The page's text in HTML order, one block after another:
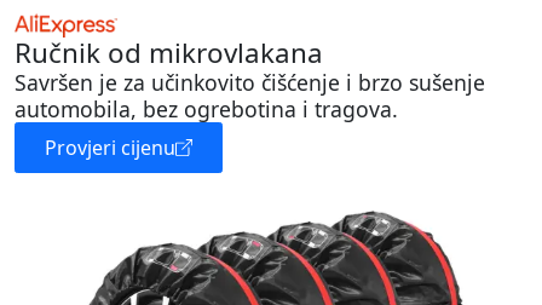
Ručnik od mikrovlakana
Savršen je za učinkovito čišćenje i brzo sušenje
automobila, bez ogrebotina i tragova.
Provjeri cijenu